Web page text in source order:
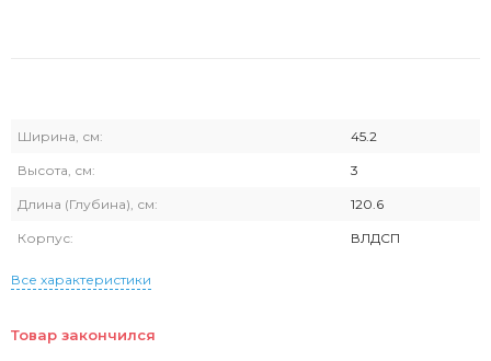
Ширина, см: 45.2
Высота, см: 3
Длина (Глубина), см: 120.6
Корпус: ВЛДСП
Все характеристики
Товар закончился